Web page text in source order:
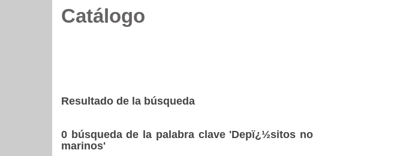
Catálogo
Resultado de la búsqueda
0 búsqueda de la palabra clave 'Depï¿½sitos no
marinos'